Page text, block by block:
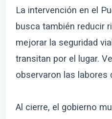
La intervención en el
busca también reducir
mejorar la seguridad
transitan por el lugar.
observaron las labores
Al cierre, el gobierno